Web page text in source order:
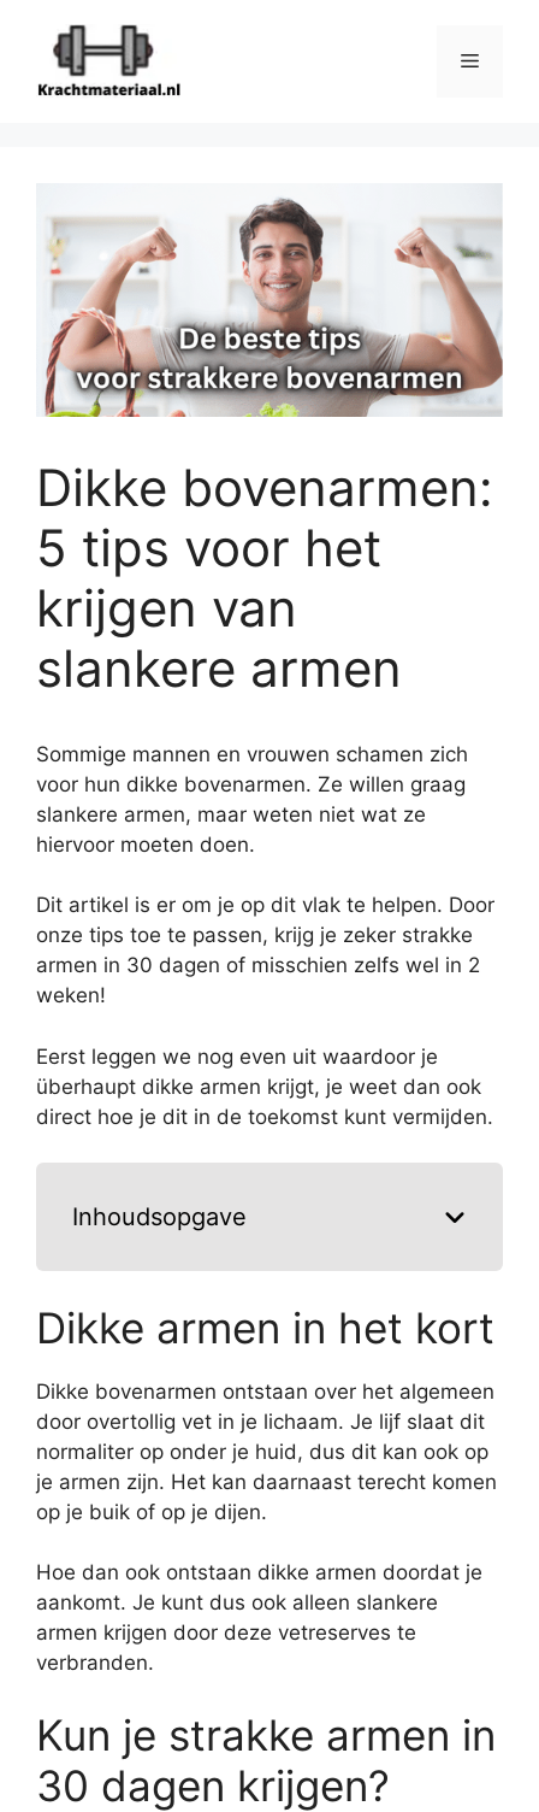
inhoud
Menu
Dikke bovenarmen:
5 tips voor het
krijgen van
slankere armen
Sommige mannen en vrouwen schamen zich
voor hun dikke bovenarmen. Ze willen graag
slankere armen, maar weten niet wat ze
hiervoor moeten doen.
Dit artikel is er om je op dit vlak te helpen. Door
onze tips toe te passen, krijg je zeker strakke
armen in 30 dagen of misschien zelfs wel in 2
weken!
Eerst leggen we nog even uit waardoor je
überhaupt dikke armen krijgt, je weet dan ook
direct hoe je dit in de toekomst kunt vermijden.
Inhoudsopgave
Dikke armen in het kort
Dikke bovenarmen ontstaan over het algemeen
door overtollig vet in je lichaam. Je lijf slaat dit
normaliter op onder je huid, dus dit kan ook op
je armen zijn. Het kan daarnaast terecht komen
op je buik of op je dijen.
Hoe dan ook ontstaan dikke armen doordat je
aankomt. Je kunt dus ook alleen slankere
armen krijgen door deze vetreserves te
verbranden.
Kun je strakke armen in
30 dagen krijgen?